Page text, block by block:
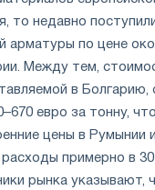
то недавно
арматуры по цене
Между тем,
в Болгарию,
евро за тонну,
цены в Румынии и
примерно в 30
рынка указывают,